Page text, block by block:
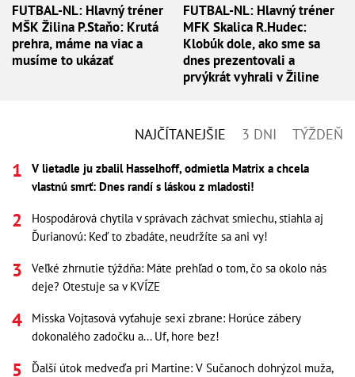
FUTBAL-NL: Hlavný tréner
MŠK Žilina P.Staňo: Krutá
prehra, máme na viac a
musíme to ukázať
FUTBAL-NL: Hlavný tréner
MFK Skalica R.Hudec:
Klobúk dole, ako sme sa
dnes prezentovali a
prvýkrát vyhrali v Žiline
NAJČÍTANEJŠIE 3 DNI TÝŽDEŇ
V lietadle ju zbalil Hasselhoff, odmietla Matrix a chcela
vlastnú smrť: Dnes randí s láskou z mladosti!
Hospodárová chytila v správach záchvat smiechu, stiahla aj
Ďurianovú: Keď to zbadáte, neudržíte sa ani vy!
Veľké zhrnutie týždňa: Máte prehľad o tom, čo sa okolo nás
deje? Otestuje sa v KVÍZE
Misska Vojtasová vyťahuje sexi zbrane: Horúce zábery
dokonalého zadočku a... Uf, hore bez!
Ďalší útok medveďa pri Martine: V Sučanoch dohrýzol muža,